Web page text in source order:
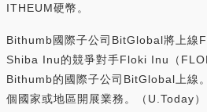
ITHEUM硬幣。
Bithumb國際子公司BitGlobal將上線
Shiba Inu的競爭對手Floki Inu（
Bithumb的國際子公司BitGlobal上線
個國家或地區開展業務。（U.Today